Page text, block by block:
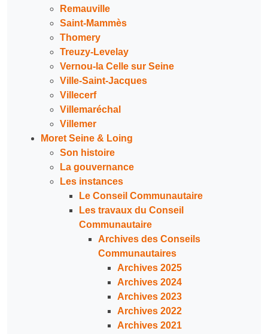
Remauville
Saint-Mammès
Thomery
Treuzy-Levelay
Vernou-la Celle sur Seine
Ville-Saint-Jacques
Villecerf
Villemaréchal
Villemer
Moret Seine & Loing
Son histoire
La gouvernance
Les instances
Le Conseil Communautaire
Les travaux du Conseil
Communautaire
Archives des Conseils
Communautaires
Archives 2025
Archives 2024
Archives 2023
Archives 2022
Archives 2021